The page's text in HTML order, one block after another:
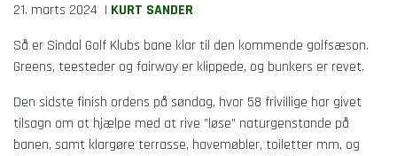
21. marts 2024 | KURT SANDER
Så er Sindal Golf Klubs bane klar til den kommende golfsæson.
Greens, teesteder og fairway er klippede, og bunkers er revet.
Den sidste finish ordens på søndag, hvor 58 frivillige har givet
tilsagn om at hjælpe med at rive ”løse” naturgenstande på
banen, samt klargøre terrasse, havemøbler, toiletter mm, og